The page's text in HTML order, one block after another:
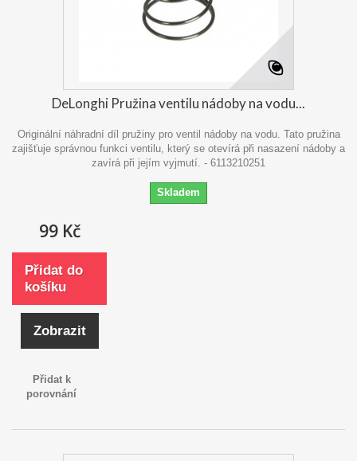
DeLonghi Pružina ventilu nádoby na vodu...
Originální náhradní díl pružiny pro ventil nádoby na vodu. Tato pružina
zajišťuje správnou funkci ventilu, který se otevírá při nasazení nádoby a
zavírá při jejím vyjmutí. - 6113210251
Skladem
99 Kč
Přidat do
košíku
Zobrazit
Přidat k
porovnání